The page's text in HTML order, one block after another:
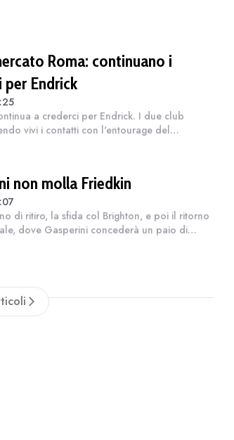
Roma: continuano i
Endrick
a crederci per Endrick. I due club
vivi i contatti con l'entourage del
non molla Friedkin
di ritiro, la sfida col Brighton, e poi il ritorno
dove Gasperini concederà un paio di